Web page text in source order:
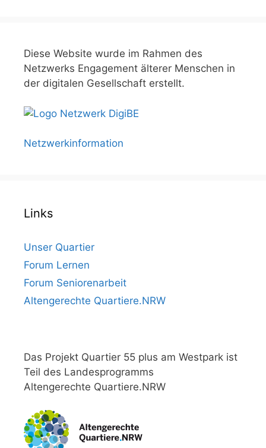
Diese Website wurde im Rahmen des
Netzwerks Engagement älterer Menschen in
der digitalen Gesellschaft erstellt.
Netzwerkinformation
Links
Unser Quartier
Forum Lernen
Forum Seniorenarbeit
Altengerechte Quartiere.NRW
Das Projekt Quartier 55 plus am Westpark ist
Teil des Landesprogramms
Altengerechte Quartiere.NRW